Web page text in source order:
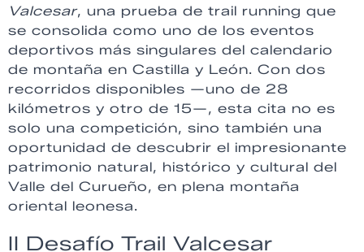
Valcesar, una prueba de trail running que
se consolida como uno de los eventos
deportivos más singulares del calendario
de montaña en Castilla y León. Con dos
recorridos disponibles —uno de 28
kilómetros y otro de 15—, esta cita no es
solo una competición, sino también una
oportunidad de descubrir el impresionante
patrimonio natural, histórico y cultural del
Valle del Curueño, en plena montaña
oriental leonesa.
II Desafío Trail Valcesar